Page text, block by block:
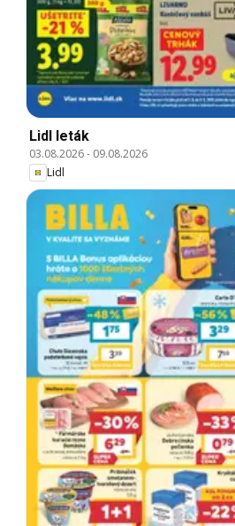
Lidl leták
03.08.2026- 09.08.2026
Lidl